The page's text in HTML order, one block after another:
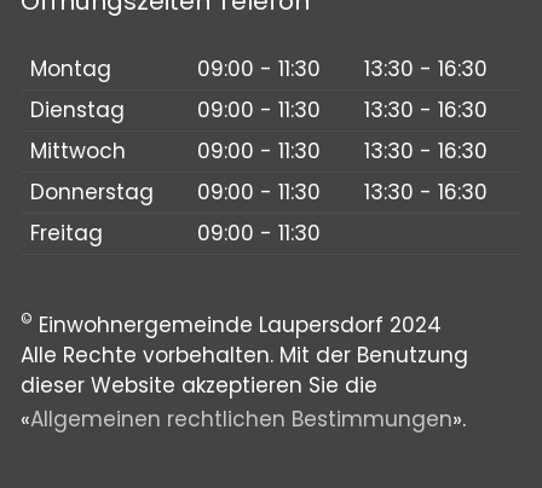
Montag 09:00 - 11:30
13:30 - 16:30
Dienstag
09:00 - 11:30
13:30 - 16:30
Mittwoch
09:00 - 11:30
13:30 - 16:30
Donnerstag
09:00 - 11:30
13:30 - 16:30
Freitag
09:00 - 11:30
© Einwohnergemeinde Laupersdorf 2024
Alle Rechte vorbehalten. Mit der Benutzung
dieser Website akzeptieren Sie die
«Allgemeinen rechtlichen Bestimmungen».